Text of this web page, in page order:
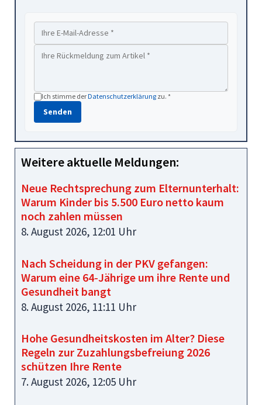
Ich stimme derDatenschutzerklärung zu. *
Senden
Weitere aktuelle Meldungen:
Neue Rechtsprechung zum Elternunterhalt:
Warum Kinder bis 5.500 Euro netto kaum
noch zahlen müssen
8. August 2026, 12:01 Uhr
Nach Scheidung in der PKV gefangen:
Warum eine 64‑Jährige um ihre Rente und
Gesundheit bangt
8. August 2026, 11:11 Uhr
Hohe Gesundheitskosten im Alter? Diese
Regeln zur Zuzahlungsbefreiung 2026
schützen Ihre Rente
7. August 2026, 12:05 Uhr